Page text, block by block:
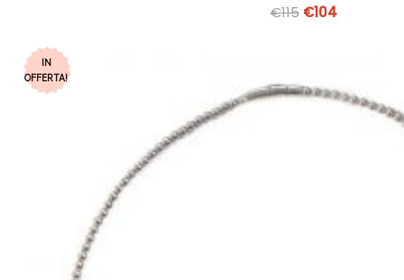
€115 €104
IN
OFFERTA!